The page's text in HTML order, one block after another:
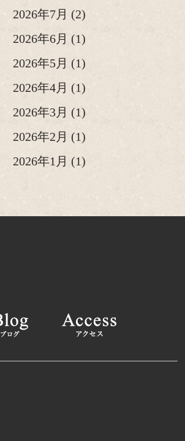
2026年7月 (2)
2026年6月 (1)
2026年5月 (1)
2026年4月 (1)
2026年3月 (1)
2026年2月 (1)
2026年1月 (1)
2025年4月
(2)